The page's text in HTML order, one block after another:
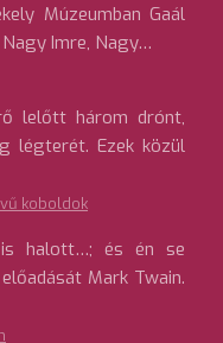
Múzeumban Gaál
Imre, Nagy…
lelőtt három drónt,
légterét. Ezek közül
koboldok
is halott…; és én se
Mark Twain.